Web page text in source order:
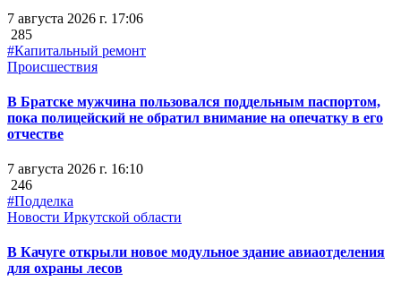
7 августа 2026 г. 17:06
285
#Капитальный ремонт
Происшествия
В Братске мужчина пользовался поддельным паспортом,
пока полицейский не обратил внимание на опечатку в его
отчестве
7 августа 2026 г. 16:10
246
#Подделка
Новости Иркутской области
В Качуге открыли новое модульное здание авиаотделения
для охраны лесов